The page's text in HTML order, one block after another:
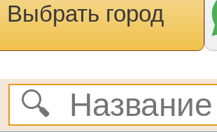
Выбрать город